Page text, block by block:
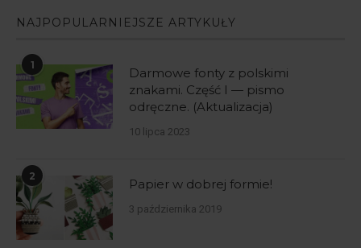
NAJPOPULARNIEJSZE ARTYKUŁY
1
Darmowe fonty z polskimi
znakami. Część I — pismo
odręczne. (Aktualizacja)
10 lipca 2023
2
Papier w dobrej formie!
3 października 2019